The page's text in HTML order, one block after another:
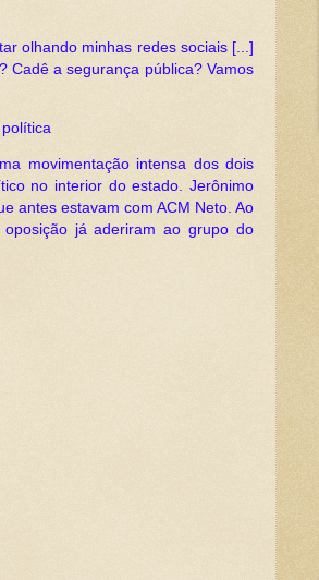
olhando minhas redes sociais [...]
Cadê a segurança pública? Vamos
movimentação intensa dos dois
no interior do estado. Jerônimo
antes estavam com ACM Neto. Ao
já aderiram ao grupo do